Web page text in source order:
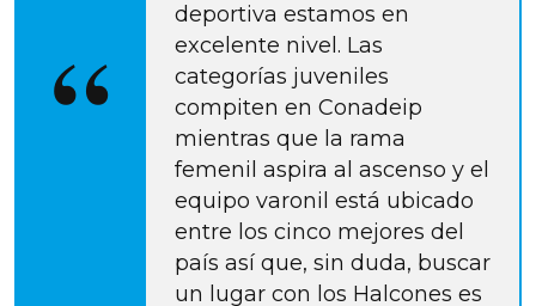
deportiva estamos en
excelente nivel. Las
categorías juveniles
compiten en Conadeip
mientras que la rama
femenil aspira al ascenso y el
equipo varonil está ubicado
entre los cinco mejores del
país así que, sin duda, buscar
un lugar con los Halcones es